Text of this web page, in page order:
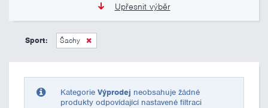
Upřesnit výběr
275 Kč
Sport: Šachy
Kategorie Výprodej neobsahuje žádné
produkty odpovídající nastavené filtraci